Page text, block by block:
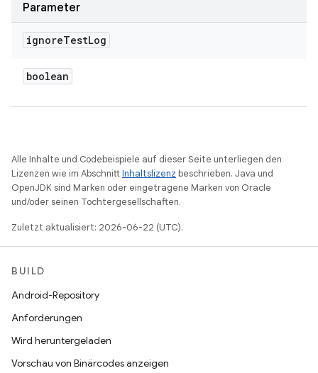
Parameter
ignoreTestLog
boolean
Alle Inhalte und Codebeispiele auf dieser Seite unterliegen den
Lizenzen wie im AbschnittInhaltslizenz beschrieben. Java und
OpenJDK sind Marken oder eingetragene Marken von Oracle
und/oder seinen Tochtergesellschaften.
Zuletzt aktualisiert: 2026-06-22 (UTC).
BUILD
Android-Repository
Anforderungen
Wird heruntergeladen
Vorschau von Binärcodes anzeigen